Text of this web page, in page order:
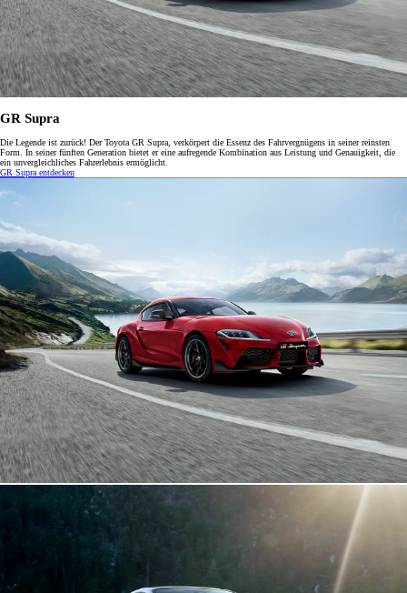
GR Supra
Die Legende ist zurück! Der Toyota GR Supra, verkörpert die Essenz des Fahrvergnügens in seiner reinsten
Form. In seiner fünften Generation bietet er eine aufregende Kombination aus Leistung und Genauigkeit, die
ein unvergleichliches Fahrerlebnis ermöglicht.
GR Supra entdecken